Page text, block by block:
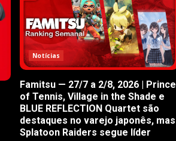
Notícias
Famitsu — 27/7 a 2/8, 2026 | Prince
of Tennis, Village in the Shade e
BLUE REFLECTION Quartet são
destaques no varejo japonês, mas
Splatoon Raiders segue líder